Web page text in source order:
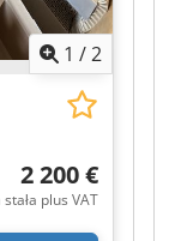
1 /2
2 200 €
plus VAT